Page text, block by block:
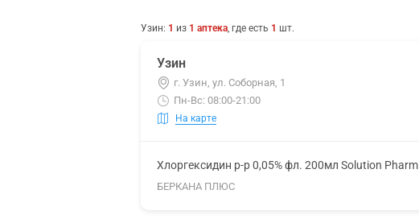
Узин: 1 из 1 аптека, где есть 1 шт.
Узин
г. Узин, ул. Соборная, 1
Пн-Вс: 08:00-21:00
На карте
Хлоргексидин р-р 0,05% фл. 200мл Solution Pharm
БЕРКАНА ПЛЮС